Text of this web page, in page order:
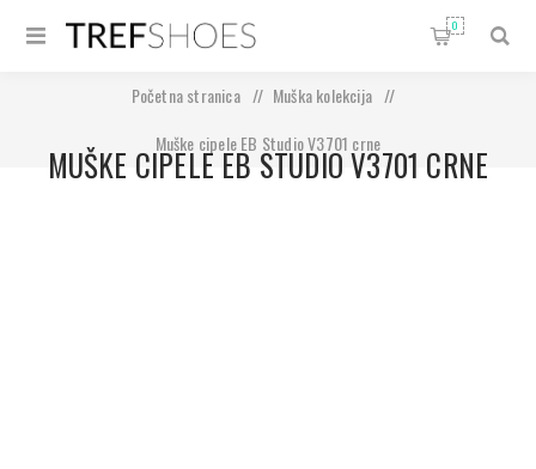
0
Početna stranica / Muška kolekcija
/
Muške cipele EB Studio V3701 crne
MUŠKE CIPELE EB STUDIO V3701 CRNE